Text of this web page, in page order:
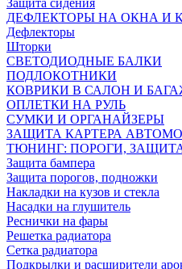
Защита сидения
ДЕФЛЕКТОРЫ НА ОКНА И
Дефлекторы
Шторки
СВЕТОДИОДНЫЕ БАЛКИ
ПОДЛОКОТНИКИ
КОВРИКИ В САЛОН И
ОПЛЕТКИ НА РУЛЬ
СУМКИ И ОРГАНАЙЗЕРЫ
ЗАЩИТА КАРТЕРА
ТЮНИНГ: ПОРОГИ,
Защита бампера
Защита порогов, подножки
Накладки на кузов и стекла
Насадки на глушитель
Реснички на фары
Решетка радиатора
Сетка радиатора
Подкрылки и расширители